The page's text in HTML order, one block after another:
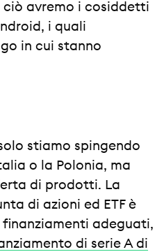
ciò avremo i cosiddetti
i quali
in cui stanno
stiamo spingendo
o la Polonia, ma
di prodotti. La
di azioni ed ETF è
adeguati,
di serie A di